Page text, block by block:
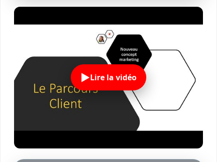
Lire la vidéo